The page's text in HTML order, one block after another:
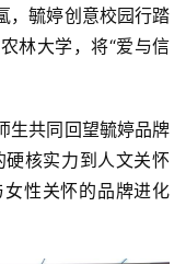
，毓婷创意校园行踏
林大学，将“爱与信
生共同回望毓婷品牌
核实力到人文关怀
性关怀的品牌进化